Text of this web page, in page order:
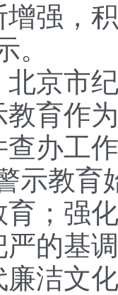
强，
。
市纪
育作
办工
示教
；强
的基调
文化